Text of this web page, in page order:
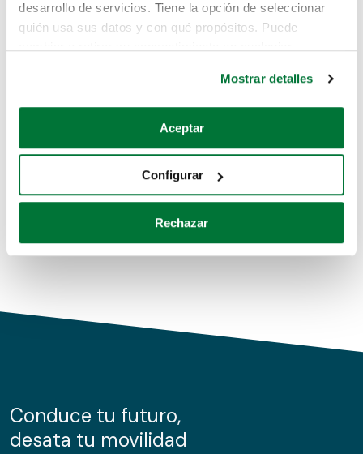
desarrollo de servicios. Tiene la opción de seleccionar
quién usa sus datos y con qué propósitos. Puede
Si lo permite, también quisiéramos:
Recopilar información sobre su ubicación geográfica
Identificar su dispositivo analizándolo activamente
para buscar características específicas (huellas
Obtenga más información sobre cómo se procesan sus
de cookies.
información sobre el uso que haga del sitio web con
nuestros partners de redes sociales, publicidad y análisis
Mostrar detalles
Aceptar
Configurar
Rechazar
Pero puedes encontrar el coche que estás
buscando en alguno de estos enlaces:
Coches de segunda mano
Coches de km0
Conduce tu futuro,
desata tu movilidad